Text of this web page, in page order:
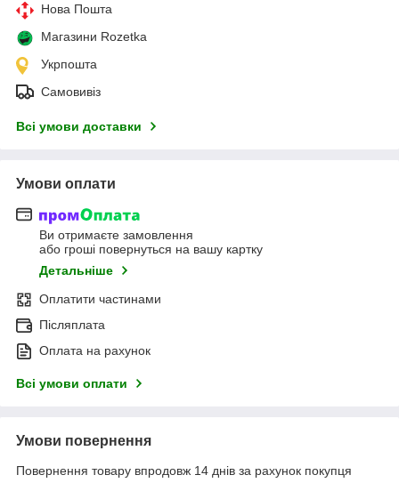
Нова Пошта
Магазини Rozetka
Укрпошта
Самовивіз
Всі умови доставки
Умови оплати
Ви отримаєте замовлення
або гроші повернуться на вашу картку
Детальніше
Оплатити частинами
Післяплата
Оплата на рахунок
Всі умови оплати
Умови повернення
Повернення товару впродовж 14 днів за рахунок покупця